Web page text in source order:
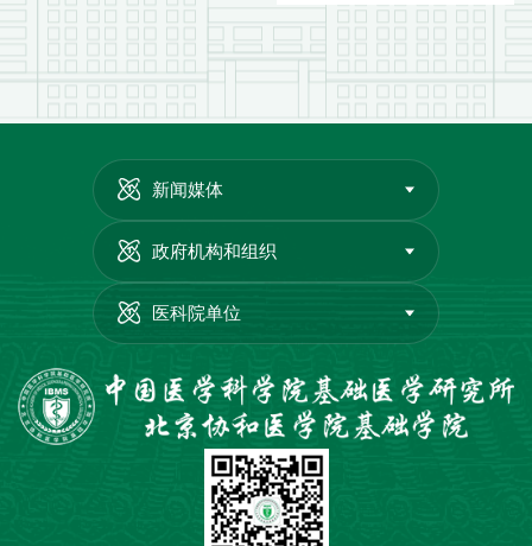
新闻媒体
政府机构和组织
医科院单位